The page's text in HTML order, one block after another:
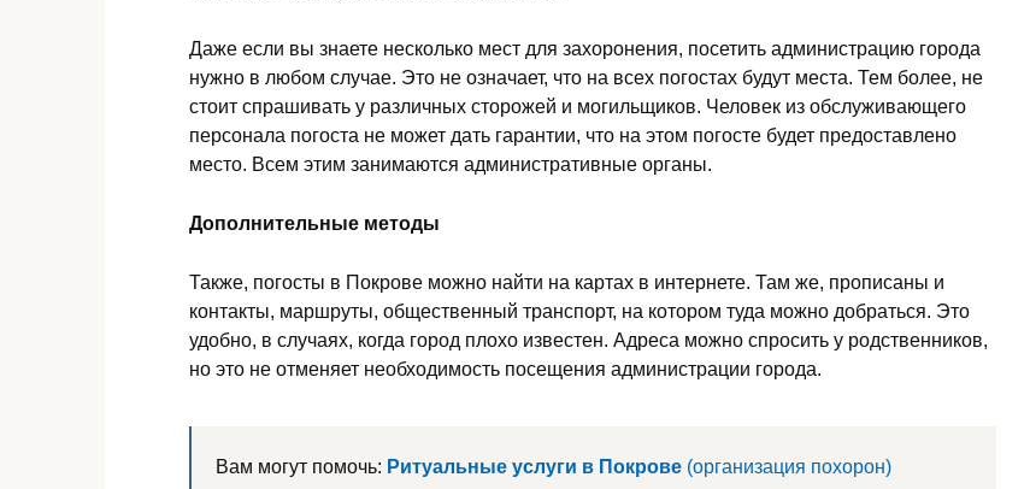
Даже если вы знаете несколько мест для захоронения, посетить администрацию города
нужно в любом случае. Это не означает, что на всех погостах будут места. Тем более, не
стоит спрашивать у различных сторожей и могильщиков. Человек из обслуживающего
персонала погоста не может дать гарантии, что на этом погосте будет предоставлено
место. Всем этим занимаются административные органы.
Дополнительные методы
Также, погосты в Покрове можно найти на картах в интернете. Там же, прописаны и
контакты, маршруты, общественный транспорт, на котором туда можно добраться. Это
удобно, в случаях, когда город плохо известен. Адреса можно спросить у родственников,
но это не отменяет необходимость посещения администрации города.
Вам могут помочь: Ритуальные услуги в Покрове (организация похорон)